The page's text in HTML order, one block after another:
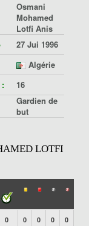
Osmani
Mohamed
Lotfi Anis
27 Jui 1996
Algérie
16
Gardien de
but
LOTFI
0 0 0 0 0